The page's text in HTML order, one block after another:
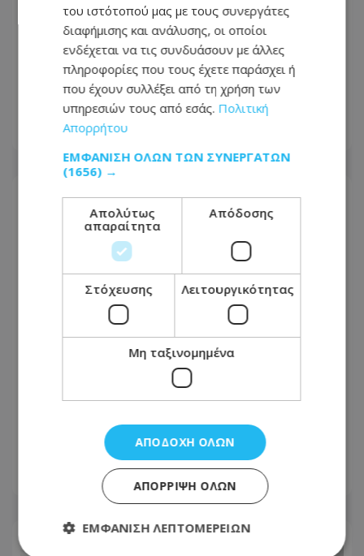
Ψυχολόγος προτείνει μέθοδο που μας
ηρεμεί στο λεπτό – Περιλαμβάνει 3
απλά βήματα
08.08.2026 - 22:21
Πώς επηρεάζεται η μπαταρία αν
χρησιμοποιείτε το κινητό ενώ
08.08.2026 - 19:00
του ιστότοπού μας με τους συνεργάτες
διαφήμισης και ανάλυσης, οι οποίοι
ενδέχεται να τις συνδυάσουν με άλλες
πληροφορίες που τους έχετε παράσχει ή
που έχουν συλλέξει από τη χρήση των
υπηρεσιών τους από εσάς. Πολιτική
Απορρήτου
ΕΜΦΆΝΙΣΗ ΌΛΩΝ ΤΩΝ ΣΥΝΕΡΓΑΤΏΝ
(1656) →
Απολύτως
απαραίτητα
Απόδοσης
Στόχευσης Λειτουργικότητας
Μη ταξινομημένα
ΑΠΟΔΟΧΉ ΌΛΩΝ
ΑΠΌΡΡΙΨΗ ΌΛΩΝ
ΕΜΦΆΝΙΣΗ ΛΕΠΤΟΜΕΡΕΙΏΝ